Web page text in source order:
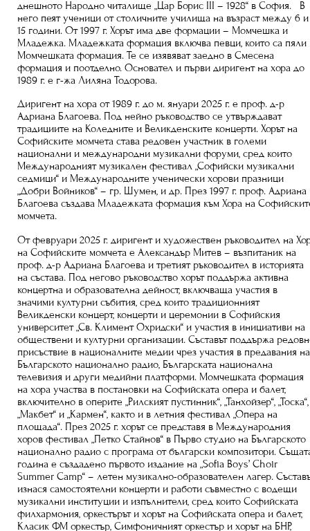
днешното Народно читалище „Цар Борис III – 1928“ в София. В
него пеят ученици от столичните училища на възраст между 6 и
15 години. От 1997 г. Хорът има две формации – Момчешка и
Младежка. Младежката формация включва певци, които са пяли
Момчешката формация. Те се изявяват заедно в Смесена
формация и поотделно. Основател и първи диригент на хора до
1989 г. е г-жа Лиляна Тодорова.
Диригент на хора от 1989 г. до м. януари 2025 г. е проф. д-р
Адриана Благоева. Под нейно ръководство се утвърждават
традициите на Коледните и Великденските концерти. Хорът на
Софийските момчета става редовен участник в големи
национални и международни музикални форуми, сред които
Международният музикален фестивал „Софийски музикални
седмици“ и Международните ученически хорови празници
„Добри Войников“ – гр. Шумен, и др. През 1997 г. проф. Адриана
Благоева създава Младежката формация към Хора на
момчета.
От февруари 2025 г. диригент и художествен ръководител на
на Софийските момчета е Александър Митев – възпитаник на
проф. д-р Адриана Благоева и третият ръководител в историята
на състава. Под негово ръководство хорът поддържа активна
концертна и образователна дейност, включваща участия в
значими културни събития, сред които традиционният
Великденски концерт, концерти и церемонии в Софийския
университет „Св. Климент Охридски“ и участия в инициативи на
обществени и културни организации. Съставът поддържа
присъствие в националните медии чрез участия в предавания на
Българското национално радио, Българската национална
телевизия и други медийни платформи. Момчешката формация
на хора участва в постановки на Софийската опера и балет,
включително в оперите „Рилският пустинник“, „Танхойзер“, „Тоска“,
„Макбет“ и „Кармен“, както и в летния фестивал „Опера на
площада“. През 2025 г. хорът се представя в Международния
хоров фестивал „Петко Стайнов“ в Първо студио на Българското
национално радио с програма от български композитори.
година е създадено първото издание на „Sofia Boys’ Choir
Summer Camp“ – летен музикално-образователен лагер.
изнася самостоятелни концерти и работи съвместно с водещи
музикални институции и изпълнители, сред които Софийската
филхармония, оркестърът и хорът на Софийската опера и балет,
Класик ФМ оркестър, Симфоничният оркестър и хорът на БНР,